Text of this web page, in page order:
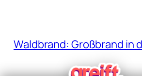
Waldbrand: Großbrand in